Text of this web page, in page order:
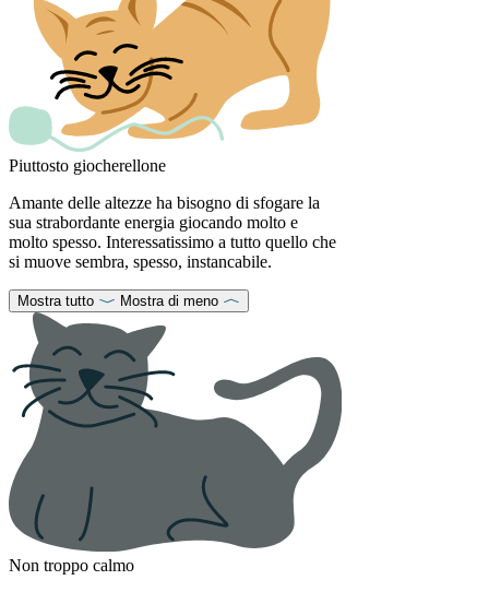
Piuttosto giocherellone
Amante delle altezze ha bisogno di sfogare la
sua strabordante energia giocando molto e
molto spesso. Interessatissimo a tutto quello che
si muove sembra, spesso, instancabile.
Mostra tutto Mostra di meno
Non troppo calmo